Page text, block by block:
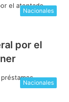
Nacionales
por el
Nacionales